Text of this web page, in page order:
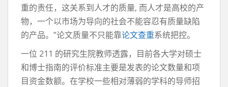
重的责任，这关系到人才的质量, 而人才是高校的产
物，一个以市场为导向的社会不能容忍有质量缺陷
的产品。”论文质量不只能靠论文查重系统把控。
一位 211 的研究生院教师透露，目前各大学对硕士
和博士指南的评价标准主要是发表的论文数量和项
目资金数额。在学校一些相对薄弱的学科的导师招